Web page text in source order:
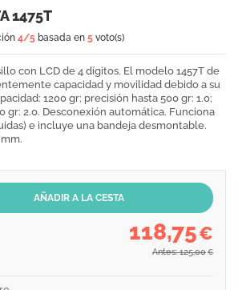
1475T
4/5 basada en 5 voto(s)
con LCD de 4 dígitos. El modelo 1457T de
capacidad y movilidad debido a su
1200 gr; precisión hasta 500 gr: 1.0;
gr: 2.0. Desconexión automática. Funciona
e incluye una bandeja desmontable.
118,75€
Antes: 125,00 €